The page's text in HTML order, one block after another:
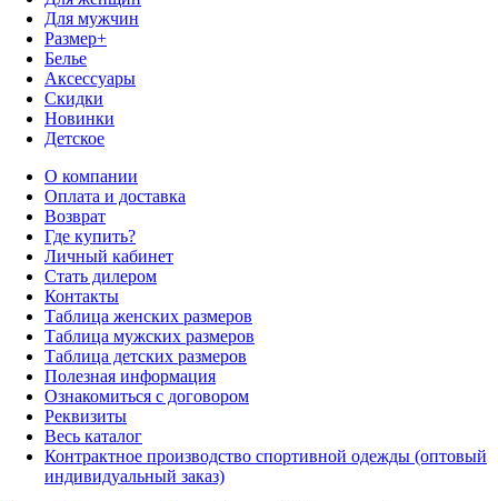
Для мужчин
Размер+
Белье
Аксессуары
Скидки
Новинки
Детское
О компании
Оплата и доставка
Возврат
Где купить?
Личный кабинет
Стать дилером
Контакты
Таблица женских размеров
Таблица мужских размеров
Таблица детских размеров
Полезная информация
Ознакомиться с договором
Реквизиты
Весь каталог
Контрактное производство спортивной одежды (оптовый
индивидуальный заказ)